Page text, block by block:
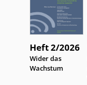
Heft 2/2026
:
Wider das
Wachstum